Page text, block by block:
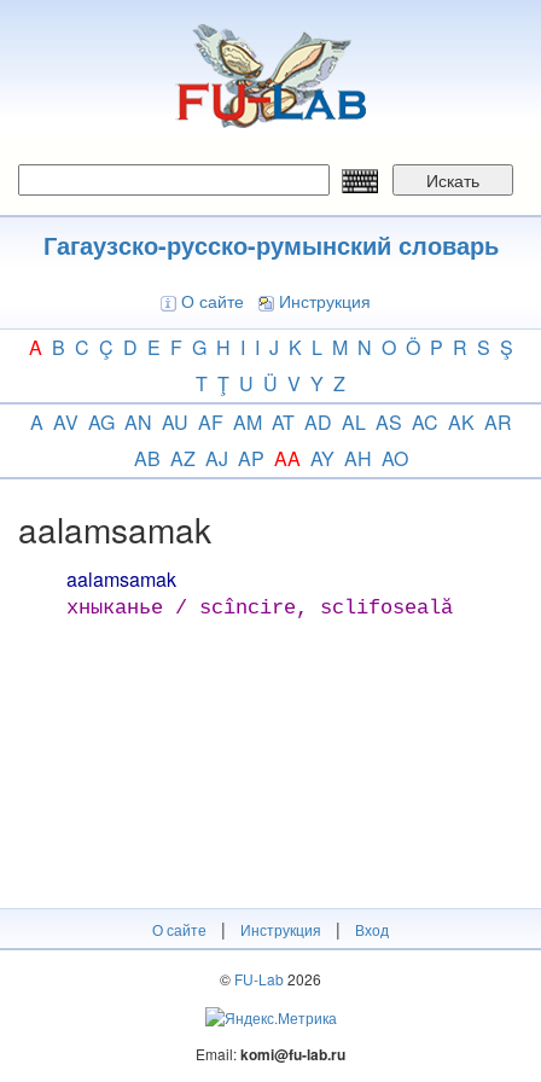
Искать
Гагаузско-русско-румынский словарь
О сайте Инструкция
A B C Ç D E F G H I I J K L M N O Ö P R S Ş
T Ţ U Ü V Y Z
A AV AG AN AU AF AM AT AD AL AS AC AK AR
AB AZ AJ AP AA AY AH AO
aalamsamak
aalamsamak
хныканье / scîncire, sclifoseală
О сайте | Инструкция | Вход
© FU-Lab2026
Email:komi@fu-lab.ru